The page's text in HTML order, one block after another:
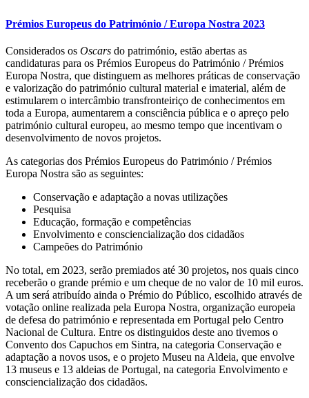
Prémios Europeus do Património / Europa Nostra 2023
Considerados os Oscars do património, estão abertas as
candidaturas para os Prémios Europeus do Património / Prémios
Europa Nostra, que distinguem as melhores práticas de conservação
e valorização do património cultural material e imaterial, além de
estimularem o intercâmbio transfronteiriço de conhecimentos em
toda a Europa, aumentarem a consciência pública e o apreço pelo
património cultural europeu, ao mesmo tempo que incentivam o
desenvolvimento de novos projetos.
As categorias dos Prémios Europeus do Património / Prémios
Europa Nostra são as seguintes:
Conservação e adaptação a novas utilizações
Pesquisa
Educação, formação e competências
Envolvimento e consciencialização dos cidadãos
Campeões do Património
No total, em 2023, serão premiados até 30 projetos, nos quais cinco
receberão o grande prémio e um cheque de no valor de 10 mil euros.
A um será atribuído ainda o Prémio do Público, escolhido através de
votação online realizada pela Europa Nostra, organização europeia
de defesa do património e representada em Portugal pelo Centro
Nacional de Cultura. Entre os distinguidos deste ano tivemos o
Convento dos Capuchos em Sintra, na categoria Conservação e
adaptação a novos usos, e o projeto Museu na Aldeia, que envolve
13 museus e 13 aldeias de Portugal, na categoria Envolvimento e
consciencialização dos cidadãos.